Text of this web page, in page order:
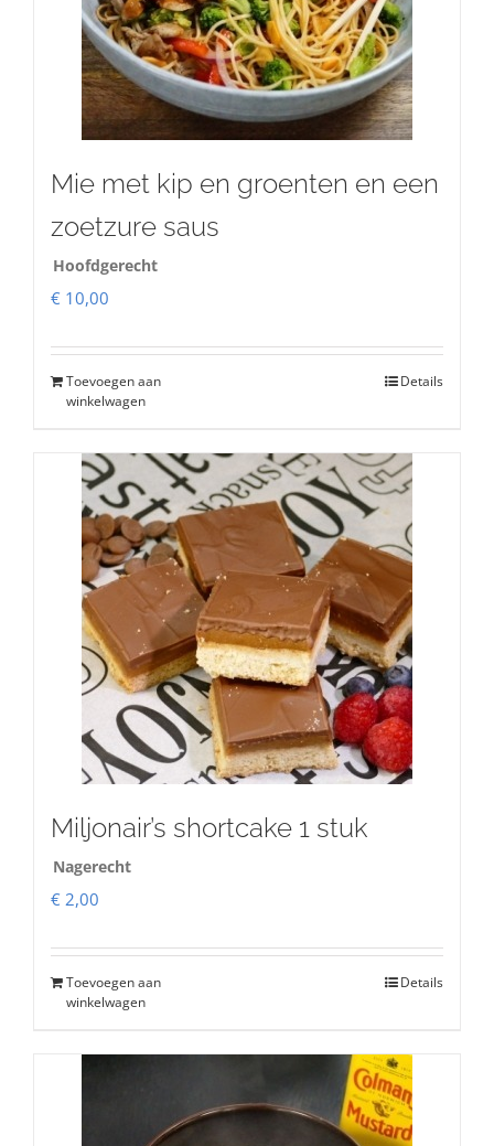
Mie met kip en groenten en een
zoetzure saus
Hoofdgerecht
€ 10,00
Toevoegen aan
winkelwagen
Details
Miljonair’s shortcake 1 stuk
Nagerecht
€ 2,00
Toevoegen aan
winkelwagen
Details